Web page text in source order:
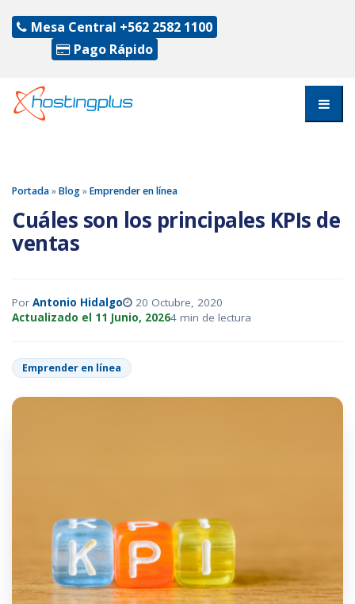
Mesa Central +562 2582 1100
Pago Rápido
Portada»Blog»Emprender en línea
Cuáles son los principales KPIs de
ventas
Por Antonio Hidalgo
20 Octubre, 2020
Actualizado el 11 Junio, 20264 min de lectura
Emprender en línea